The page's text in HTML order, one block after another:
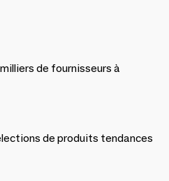
de fournisseurs à
de produits tendances